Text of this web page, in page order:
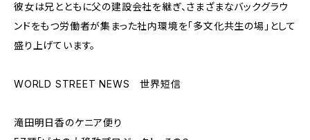
彼女は兄とともに父の建設会社を継ぎ、さまざまなバックグラウ
ンドをもつ労働者が集まった社内環境を「多文化共生の場」として
盛り上げています。
WORLD STREET NEWS 世界短信
滝田明日香のケニア便り